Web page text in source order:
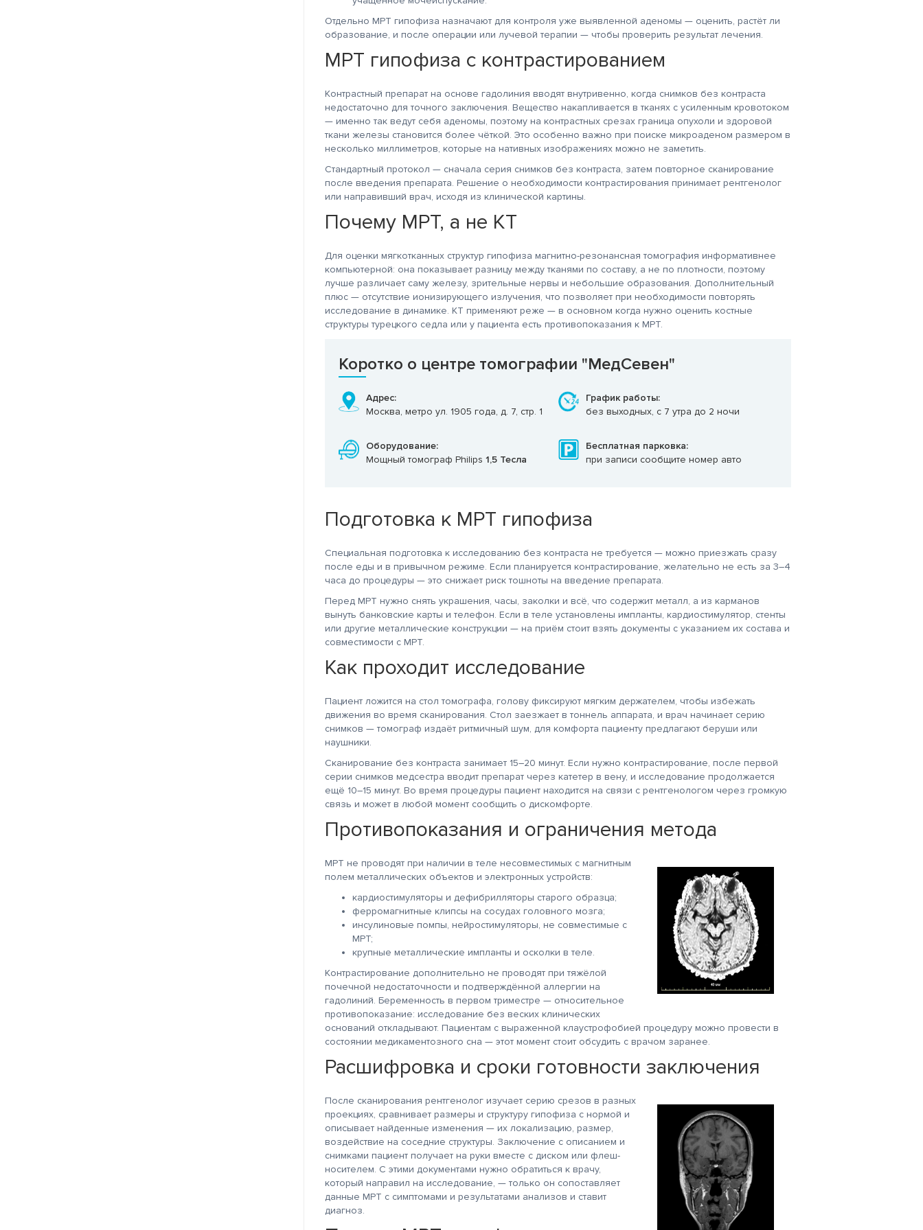
Отдельно МРТ гипофиза назначают для контроля уже выявленной аденомы — оценить, растёт ли
образование, и после операции или лучевой терапии — чтобы проверить результат лечения.
МРТ гипофиза с контрастированием
Контрастный препарат на основе гадолиния вводят внутривенно, когда снимков без контраста
недостаточно для точного заключения. Вещество накапливается в тканях с усиленным кровотоком
— именно так ведут себя аденомы, поэтому на контрастных срезах граница опухоли и здоровой
ткани железы становится более чёткой. Это особенно важно при поиске микроаденом размером в
несколько миллиметров, которые на нативных изображениях можно не заметить.
Стандартный протокол — сначала серия снимков без контраста, затем повторное сканирование
после введения препарата. Решение о необходимости контрастирования принимает рентгенолог
или направивший врач, исходя из клинической картины.
Почему МРТ, а не КТ
Для оценки мягкотканных структур гипофиза магнитно-резонансная томография информативнее
компьютерной: она показывает разницу между тканями по составу, а не по плотности, поэтому
лучше различает саму железу, зрительные нервы и небольшие образования. Дополнительный
плюс — отсутствие ионизирующего излучения, что позволяет при необходимости повторять
исследование в динамике. КТ применяют реже — в основном когда нужно оценить костные
структуры турецкого седла или у пациента есть противопоказания к МРТ.
Коротко о центре томографии "МедСевен"
Адрес:
Москва, метро ул. 1905 года, д. 7, стр. 1
График работы:
без выходных, с 7 утра до 2 ночи
Оборудование:
Мощный томограф Philips 1,5 Тесла
Бесплатная парковка:
при записи сообщите номер авто
Подготовка к МРТ гипофиза
Специальная подготовка к исследованию без контраста не требуется — можно приезжать сразу
после еды и в привычном режиме. Если планируется контрастирование, желательно не есть за 3–4
часа до процедуры — это снижает риск тошноты на введение препарата.
Перед МРТ нужно снять украшения, часы, заколки и всё, что содержит металл, а из карманов
вынуть банковские карты и телефон. Если в теле установлены импланты, кардиостимулятор, стенты
или другие металлические конструкции — на приём стоит взять документы с указанием их состава и
совместимости с МРТ.
Как проходит исследование
Пациент ложится на стол томографа, голову фиксируют мягким держателем, чтобы избежать
движения во время сканирования. Стол заезжает в тоннель аппарата, и врач начинает серию
снимков — томограф издаёт ритмичный шум, для комфорта пациенту предлагают беруши или
наушники.
Сканирование без контраста занимает 15–20 минут. Если нужно контрастирование, после первой
серии снимков медсестра вводит препарат через катетер в вену, и исследование продолжается
ещё 10–15 минут. Во время процедуры пациент находится на связи с рентгенологом через громкую
связь и может в любой момент сообщить о дискомфорте.
Противопоказания и ограничения метода
МРТ не проводят при наличии в теле несовместимых с магнитным
полем металлических объектов и электронных устройств:
кардиостимуляторы и дефибрилляторы старого образца;
ферромагнитные клипсы на сосудах головного мозга;
инсулиновые помпы, нейростимуляторы, не совместимые с
МРТ;
крупные металлические импланты и осколки в теле.
Контрастирование дополнительно не проводят при тяжёлой
почечной недостаточности и подтверждённой аллергии на
гадолиний. Беременность в первом триместре — относительное
противопоказание: исследование без веских клинических
оснований откладывают. Пациентам с выраженной клаустрофобией процедуру можно провести в
состоянии медикаментозного сна — этот момент стоит обсудить с врачом заранее.
Расшифровка и сроки готовности заключения
После сканирования рентгенолог изучает серию срезов в разных
проекциях, сравнивает размеры и структуру гипофиза с нормой и
описывает найденные изменения — их локализацию, размер,
воздействие на соседние структуры. Заключение с описанием и
снимками пациент получает на руки вместе с диском или флеш-
носителем. С этими документами нужно обратиться к врачу,
который направил на исследование, — только он сопоставляет
данные МРТ с симптомами и результатами анализов и ставит
диагноз.